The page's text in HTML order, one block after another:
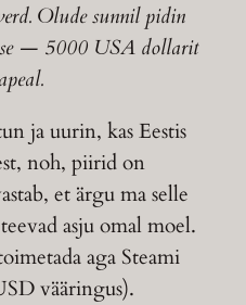
Olude sunnil pidin
— 5000 USA dollarit
ja uurin, kas Eestis
noh, piirid on
et ärgu ma selle
asju omal moel.
aga Steami
vääringus).